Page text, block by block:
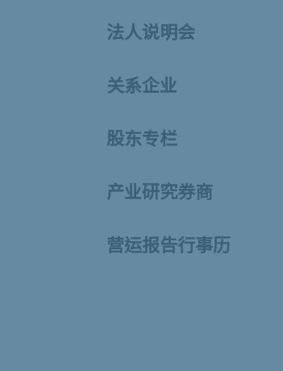
法人说明会
关系企业
股东专栏
产业研究券商
营运报告行事历